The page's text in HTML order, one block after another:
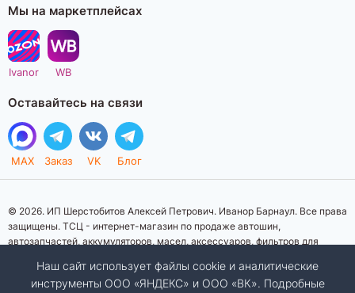
Мы на маркетплейсах
Ivanor WB
Оставайтесь на связи
MAX Заказ VK Блог
© 2026. ИП Шерстобитов Алексей Петрович. Иванор Барнаул. Все права
защищены. ТСЦ - интернет-магазин по продаже автошин,
автозапчастей, аккумуляторов, масел, аксессуаров, фильтров для
информационный характер. Представленная информация о товарах, их
стоимости, характеристик, фото, наличия на складе ни при каких
Наш сайт использует файлы cookie и аналитические
инструменты ООО «ЯНДЕКС» и ООО «ВК». Подробные